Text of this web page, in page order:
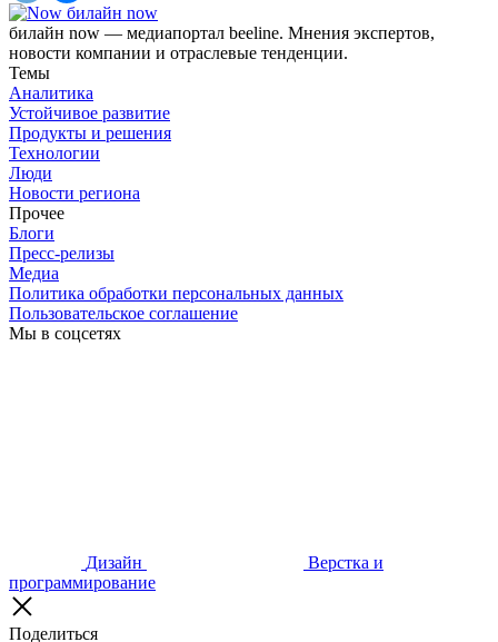
билайн now
билайн now — медиапортал beeline. Мнения экспертов,
новости компании и отраслевые тенденции.
Темы
Аналитика
Устойчивое развитие
Продукты и решения
Технологии
Люди
Новости региона
Прочее
Блоги
Пресс-релизы
Медиа
Политика обработки персональных данных
Пользовательское соглашение
Мы в соцсетях
Дизайн
Верстка и
программирование
Поделиться